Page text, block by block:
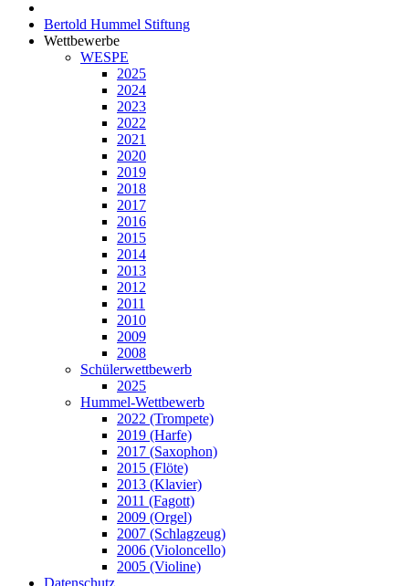
Bertold Hummel Stiftung
Wettbewerbe
WESPE
2025
2024
2023
2022
2021
2020
2019
2018
2017
2016
2015
2014
2013
2012
2011
2010
2009
2008
Schülerwettbewerb
2025
Hummel-Wettbewerb
2022 (Trompete)
2019 (Harfe)
2017 (Saxophon)
2015 (Flöte)
2013 (Klavier)
2011 (Fagott)
2009 (Orgel)
2007 (Schlagzeug)
2006 (Violoncello)
2005 (Violine)
Datenschutz